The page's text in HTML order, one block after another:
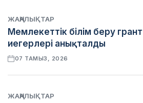
ЖАҢАЛЫҚТАР
Мемлекеттік білім беру
иегерлері анықталды
07 ТАМЫЗ, 2026
ЖАҢАЛЫҚТАР